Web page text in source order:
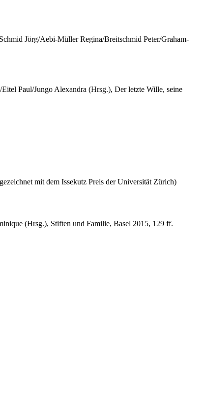
Jörg/Aebi-Müller Regina/Breitschmid Peter/Graham-
Paul/Jungo Alexandra (Hrsg.), Der letzte Wille, seine
mit dem Issekutz Preis der Universität Zürich)
(Hrsg.), Stiften und Familie, Basel 2015, 129 ff.